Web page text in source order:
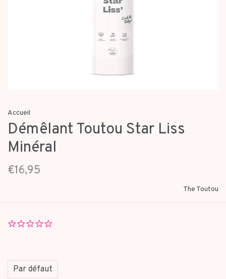
Accueil
Démêlant Toutou Star Liss
Minéral
€16,95
The Toutou
Par défaut